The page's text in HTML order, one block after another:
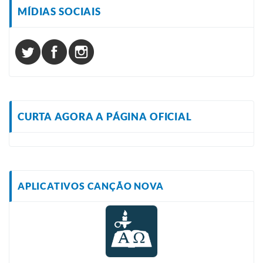
MÍDIAS SOCIAIS
CURTA AGORA A PÁGINA OFICIAL
APLICATIVOS CANÇÃO NOVA